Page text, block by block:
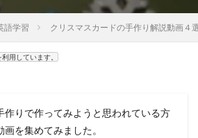
語学習 クリスマスカードの手作り解説動画４
用しています。
作りで作ってみようと思われている方
を集めてみました。